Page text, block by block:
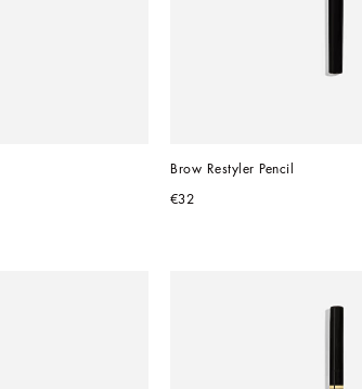
Brow Restyler Pencil
€32